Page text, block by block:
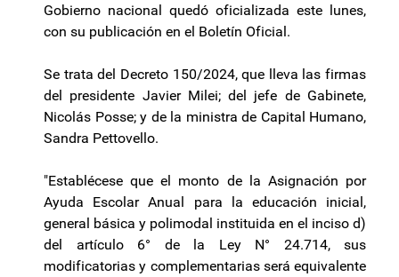
Gobierno nacional quedó oficializada este lunes,
con su publicación en el Boletín Oficial.
Se trata del Decreto 150/2024, que lleva las firmas
del presidente Javier Milei; del jefe de Gabinete,
Nicolás Posse; y de la ministra de Capital Humano,
Sandra Pettovello.
"Establécese que el monto de la Asignación por
Ayuda Escolar Anual para la educación inicial,
general básica y polimodal instituida en el inciso d)
del artículo 6° de la Ley N° 24.714, sus
modificatorias y complementarias será equivalente